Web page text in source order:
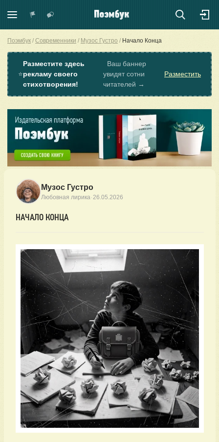
Поэмбук Современники Музос Густро Начало Конца
⭐
Разместите здесь
рекламу своего
стихотворения!
Ваш баннер
увидят сотни
читателей →
Разместить
Музос Густро
Любовная лирика·26.05.2026
НАЧАЛО КОНЦА